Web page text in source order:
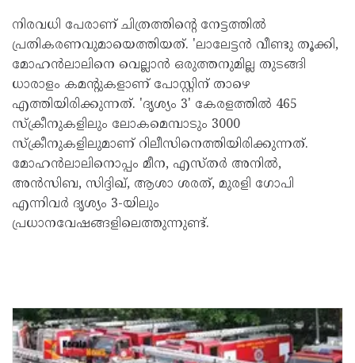
നിരവധി പേരാണ് ചിത്രത്തിന്റെ നേട്ടത്തില്‍
പ്രതികരണവുമായെത്തിയത്. 'ലാലേട്ടന്‍ വീണ്ടു തൂക്കി,
മോഹന്‍ലാലിനെ വെല്ലാന്‍ ഒരുത്തനുമില്ല തുടങ്ങി
ധാരാളം കമന്റുകളാണ് പോസ്റ്റിന് താഴെ
എത്തിയിരിക്കുന്നത്. 'ദൃശ്യം 3' കേരളത്തില്‍ 465
സ്‌ക്രീനുകളിലും ലോകമെമ്പാടും 3000
സ്‌ക്രീനുകളിലുമാണ് റിലീസിനെത്തിയിരിക്കുന്നത്.
മോഹന്‍ലാലിനൊപ്പം മീന, എസ്തര്‍ അനില്‍,
അന്‍സിബ, സിദ്ദിഖ്, ആശാ ശരത്, മുരളി ഗോപി
എന്നിവര്‍ ദൃശ്യം 3-യിലും
പ്രധാനവേഷങ്ങളിലെത്തുന്നുണ്ട്.